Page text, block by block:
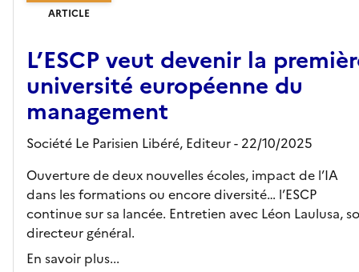
ARTICLE
L’ESCP veut devenir la
université européenne du
management
Société Le Parisien Libéré, Editeur- 22/10/2025
Ouverture de deux nouvelles écoles, impact de l’IA
dans les formations ou encore diversité… l’ESCP
continue sur sa lancée. Entretien avec Léon Laulusa,
directeur général.
En savoir plus...